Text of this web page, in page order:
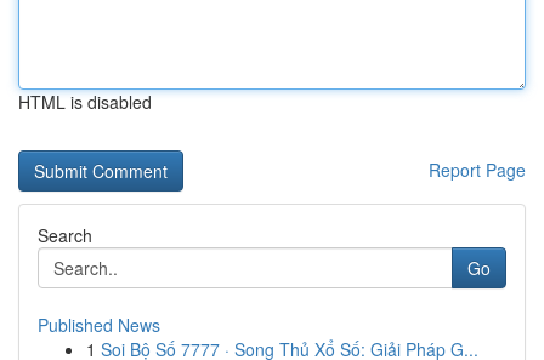
HTML is disabled
Report Page
Search
Go
Published News
1 Soi Bộ Số 7777 · Song Thủ Xổ Số: Giải Pháp G...